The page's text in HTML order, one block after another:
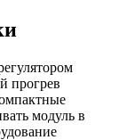
прогрев
модуль в